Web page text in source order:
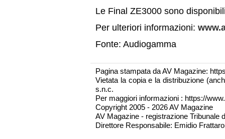
Le Final ZE3000 sono
Per ulteriori informazioni:
Fonte: Audiogamma
Pagina stampata da AV Magazine:
Vietata la copia e la distribuzione
s.n.c.
Per maggiori informazioni : https://
Copyright 2005 - 2026 AV Magazine
AV Magazine - registrazione Tribunale
Direttore Responsabile: Emidio